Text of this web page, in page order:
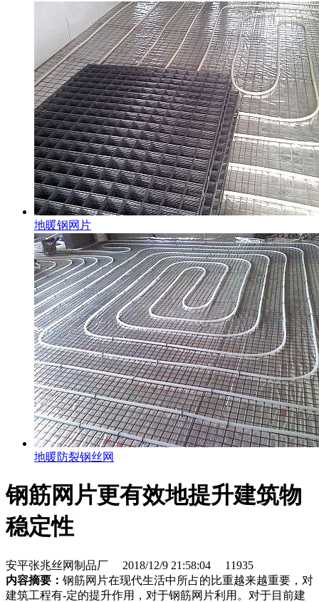
地暖钢网片
地暖防裂钢丝网
钢筋网片更有效地提升建筑物
稳定性
安平张兆丝网制品厂 2018/12/9 21:58:04
11935
内容摘要： 钢筋网片在现代生活中所占的比重越来越重要，对
建筑工程有-定的提升作用，对于钢筋网片利用。对于目前建